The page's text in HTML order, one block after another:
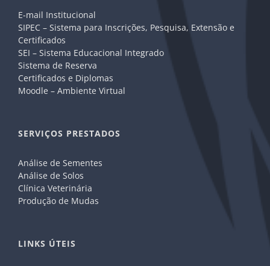
E-mail Institucional
SIPEC – Sistema para Inscrições, Pesquisa, Extensão e
Certificados
SEI – Sistema Educacional Integrado
Sistema de Reserva
Certificados e Diplomas
Moodle – Ambiente Virtual
SERVIÇOS PRESTADOS
Análise de Sementes
Análise de Solos
Clínica Veterinária
Produção de Mudas
LINKS ÚTEIS